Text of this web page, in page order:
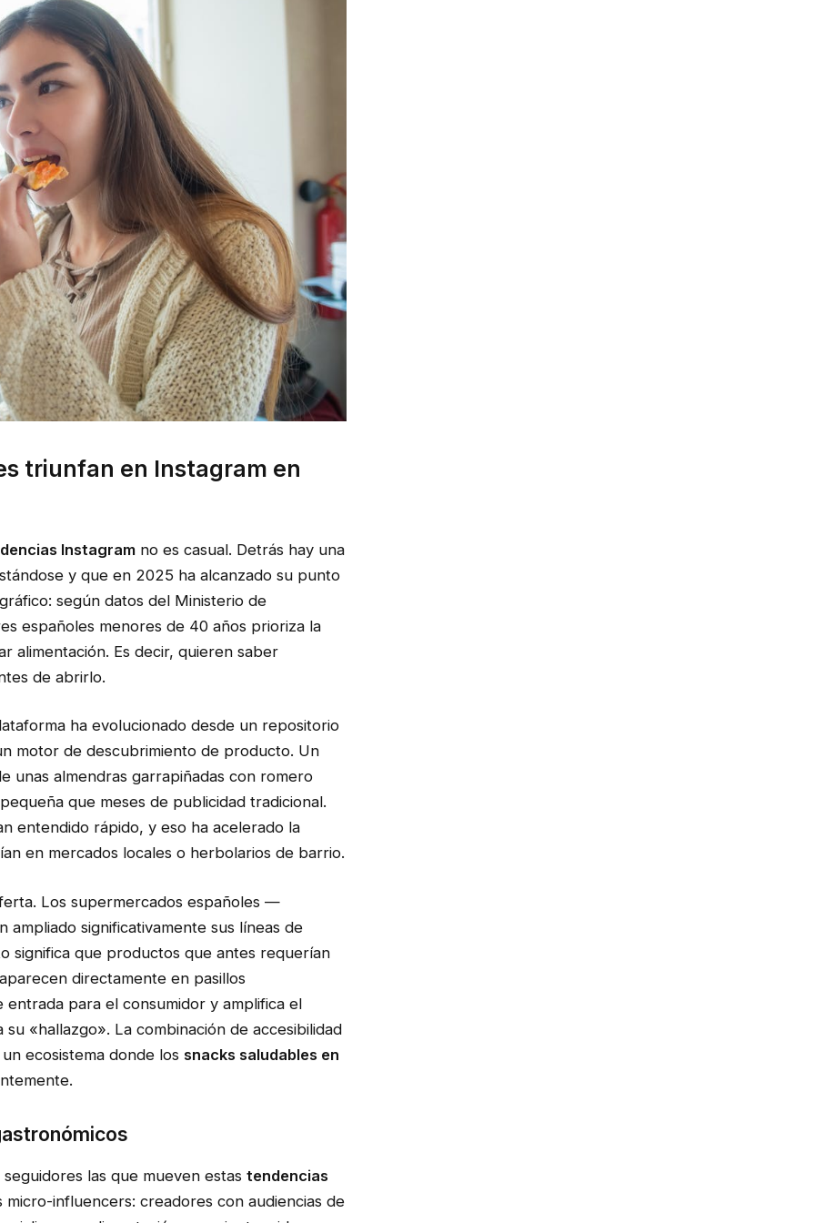
triunfan en Instagram en
Instagram no es casual. Detrás hay una
y que en 2025 ha alcanzado su punto
según datos del Ministerio de
españoles menores de 40 años prioriza la
alimentación. Es decir, quieren saber
de abrirlo.
ha evolucionado desde un repositorio
motor de descubrimiento de producto. Un
unas almendras garrapiñadas con romero
que meses de publicidad tradicional.
entendido rápido, y eso ha acelerado la
en mercados locales o herbolarios de barrio.
Los supermercados españoles —
significativamente sus líneas de
significa que productos que antes requerían
directamente en pasillos
para el consumidor y amplifica el
«hallazgo». La combinación de accesibilidad
ecosistema donde los snacks saludables en
las que mueven estas tendencias
micro-influencers: creadores con audiencias de